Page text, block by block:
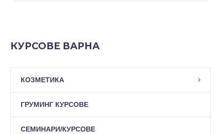
КУРСОВЕ ВАРНА
КОЗМЕТИКА
ГРУМИНГ КУРСОВЕ
СЕМИНАРИ/КУРСОВЕ